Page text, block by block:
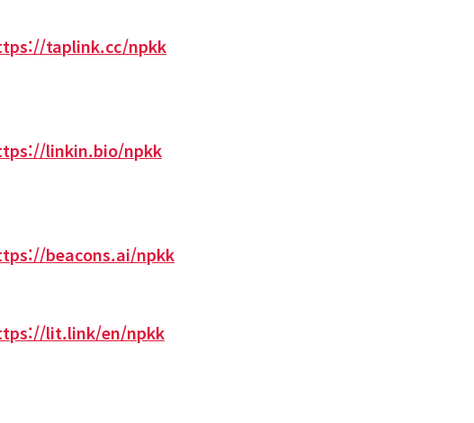
taplink.cc/npkk
linkin.bio/npkk
beacons.ai/npkk
lit.link/en/npkk